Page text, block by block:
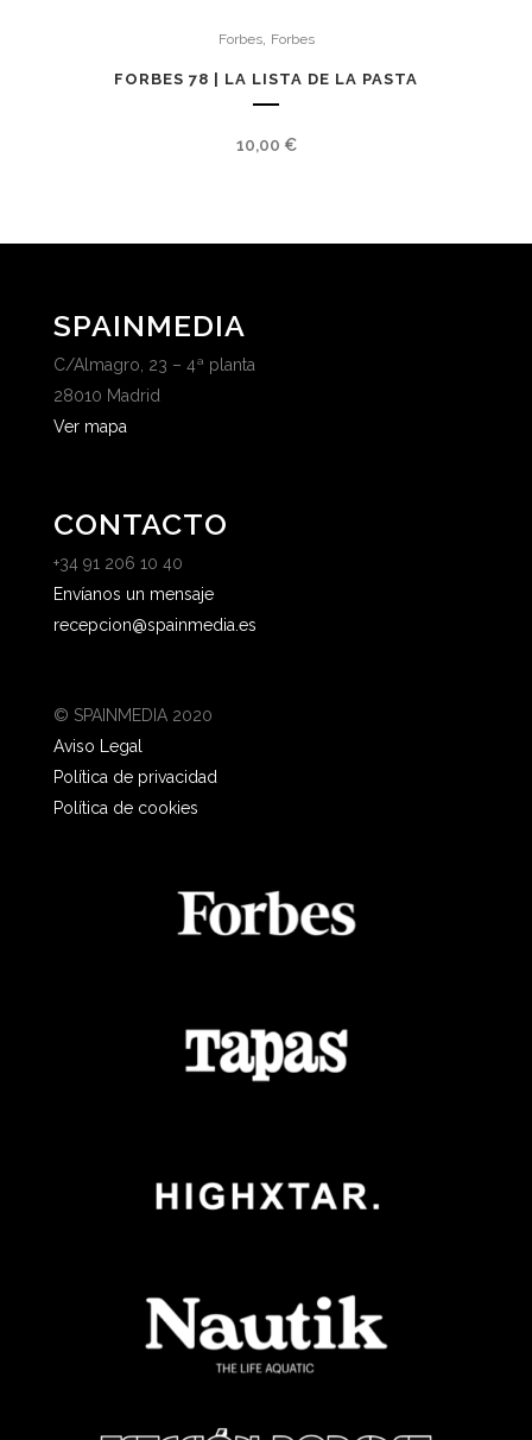
Forbes, Forbes
FORBES 78 | LA LISTA DE LA PASTA
10,00 €
SPAINMEDIA
C/Almagro, 23 – 4ª planta
28010 Madrid
Ver mapa
CONTACTO
+34 91 206 10 40
Envíanos un mensaje
recepcion@spainmedia.es
© SPAINMEDIA 2020
Aviso Legal
Política de privacidad
Política de cookies